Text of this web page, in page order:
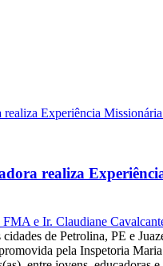
realiza
FMA e Ir. Claudiane
cidades de Petrolina, PE e
pela Inspetoria